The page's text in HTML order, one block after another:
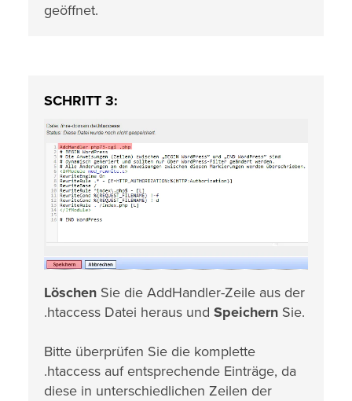
geöffnet.
SCHRITT 3:
Löschen Sie die AddHandler-Zeile aus der
.htaccess Datei heraus und Speichern Sie.
Bitte überprüfen Sie die komplette
.htaccess auf entsprechende Einträge, da
diese in unterschiedlichen Zeilen der